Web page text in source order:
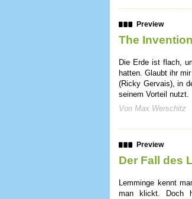
Preview
The
Die Erde ist flach,
hatten. Glaubt ihr
(Ricky Gervais), in
seinem Vorteil nutzt.
Von Max Werschitz
Preview
Der Fall des
Lemminge kennt
man klickt. Doch